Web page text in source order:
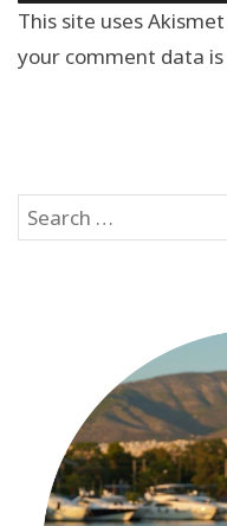
This site uses
your comment data is
Search
for: